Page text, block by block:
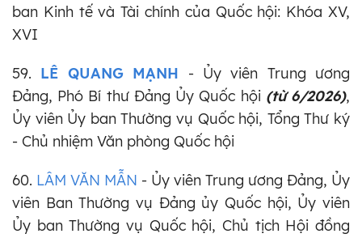
ban Kinh tế và Tài chính của Quốc hội: Khóa XV,
XVI
59. LÊ QUANG MẠNH - Ủy viên Trung ương
Đảng, Phó Bí thư Đảng Ủy Quốc hội (từ 6/2026),
Ủy viên Ủy ban Thường vụ Quốc hội, Tổng Thư ký
- Chủ nhiệm Văn phòng Quốc hội
60. LÂM VĂN MẪN - Ủy viên Trung ương Đảng, Ủy
viên Ban Thường vụ Đảng ủy Quốc hội, Ủy viên
Ủy ban Thường vụ Quốc hội, Chủ tịch Hội đồng